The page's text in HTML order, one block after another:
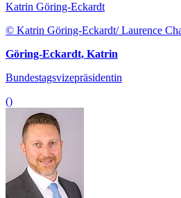
Katrin Göring-Eckardt
© Katrin Göring-Eckardt/ Laurence
Göring-Eckardt, Katrin
Bundestagsvizepräsidentin
()